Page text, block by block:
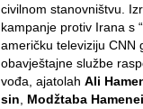
civilnom stanovništvu.
kampanje protiv Irana s
američku televiziju CNN
obavještajne službe
vođa, ajatolah Ali
sin, Modžtaba Hamenei